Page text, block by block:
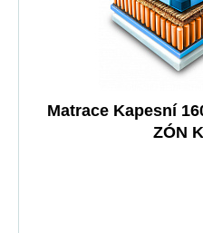
Matrace Kapesní
ZÓN